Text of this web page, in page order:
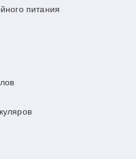
питания